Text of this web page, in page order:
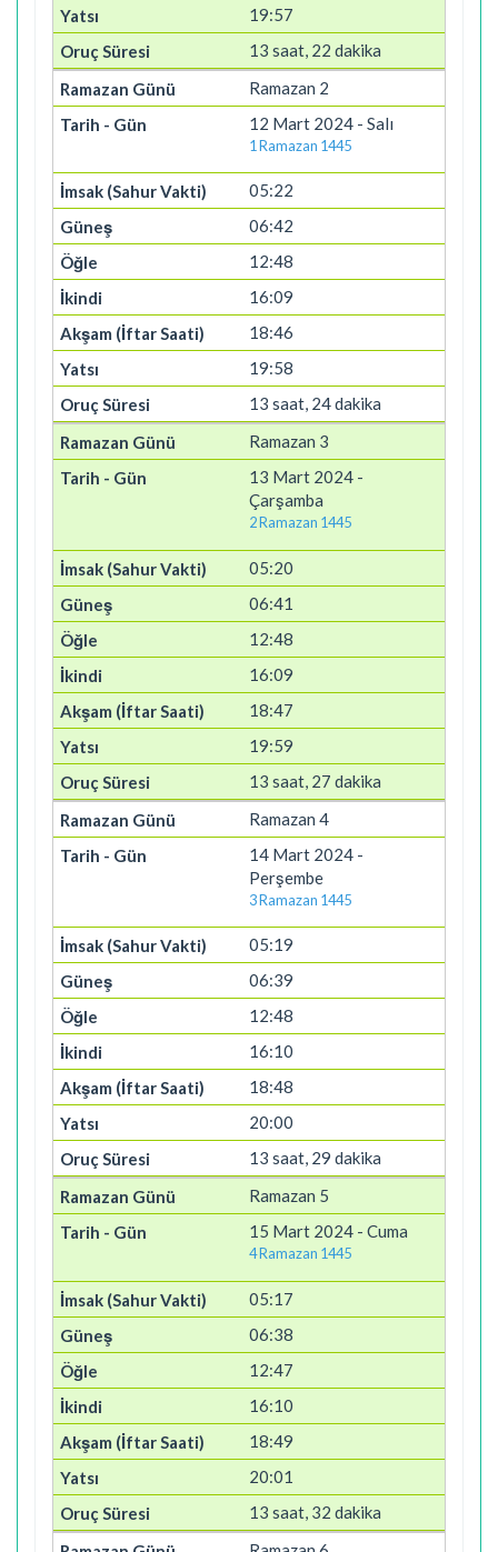
19:57
13 saat, 22 dakika
Ramazan 2
12 Mart 2024 - Salı
1 Ramazan 1445
05:22
06:42
12:48
16:09
18:46
19:58
13 saat, 24 dakika
Ramazan 3
13 Mart 2024 -
Çarşamba
2 Ramazan 1445
05:20
06:41
12:48
16:09
18:47
19:59
13 saat, 27 dakika
Ramazan 4
14 Mart 2024 -
Perşembe
3 Ramazan 1445
05:19
06:39
12:48
16:10
18:48
20:00
13 saat, 29 dakika
Ramazan 5
15 Mart 2024 - Cuma
4 Ramazan 1445
05:17
06:38
12:47
16:10
18:49
20:01
13 saat, 32 dakika